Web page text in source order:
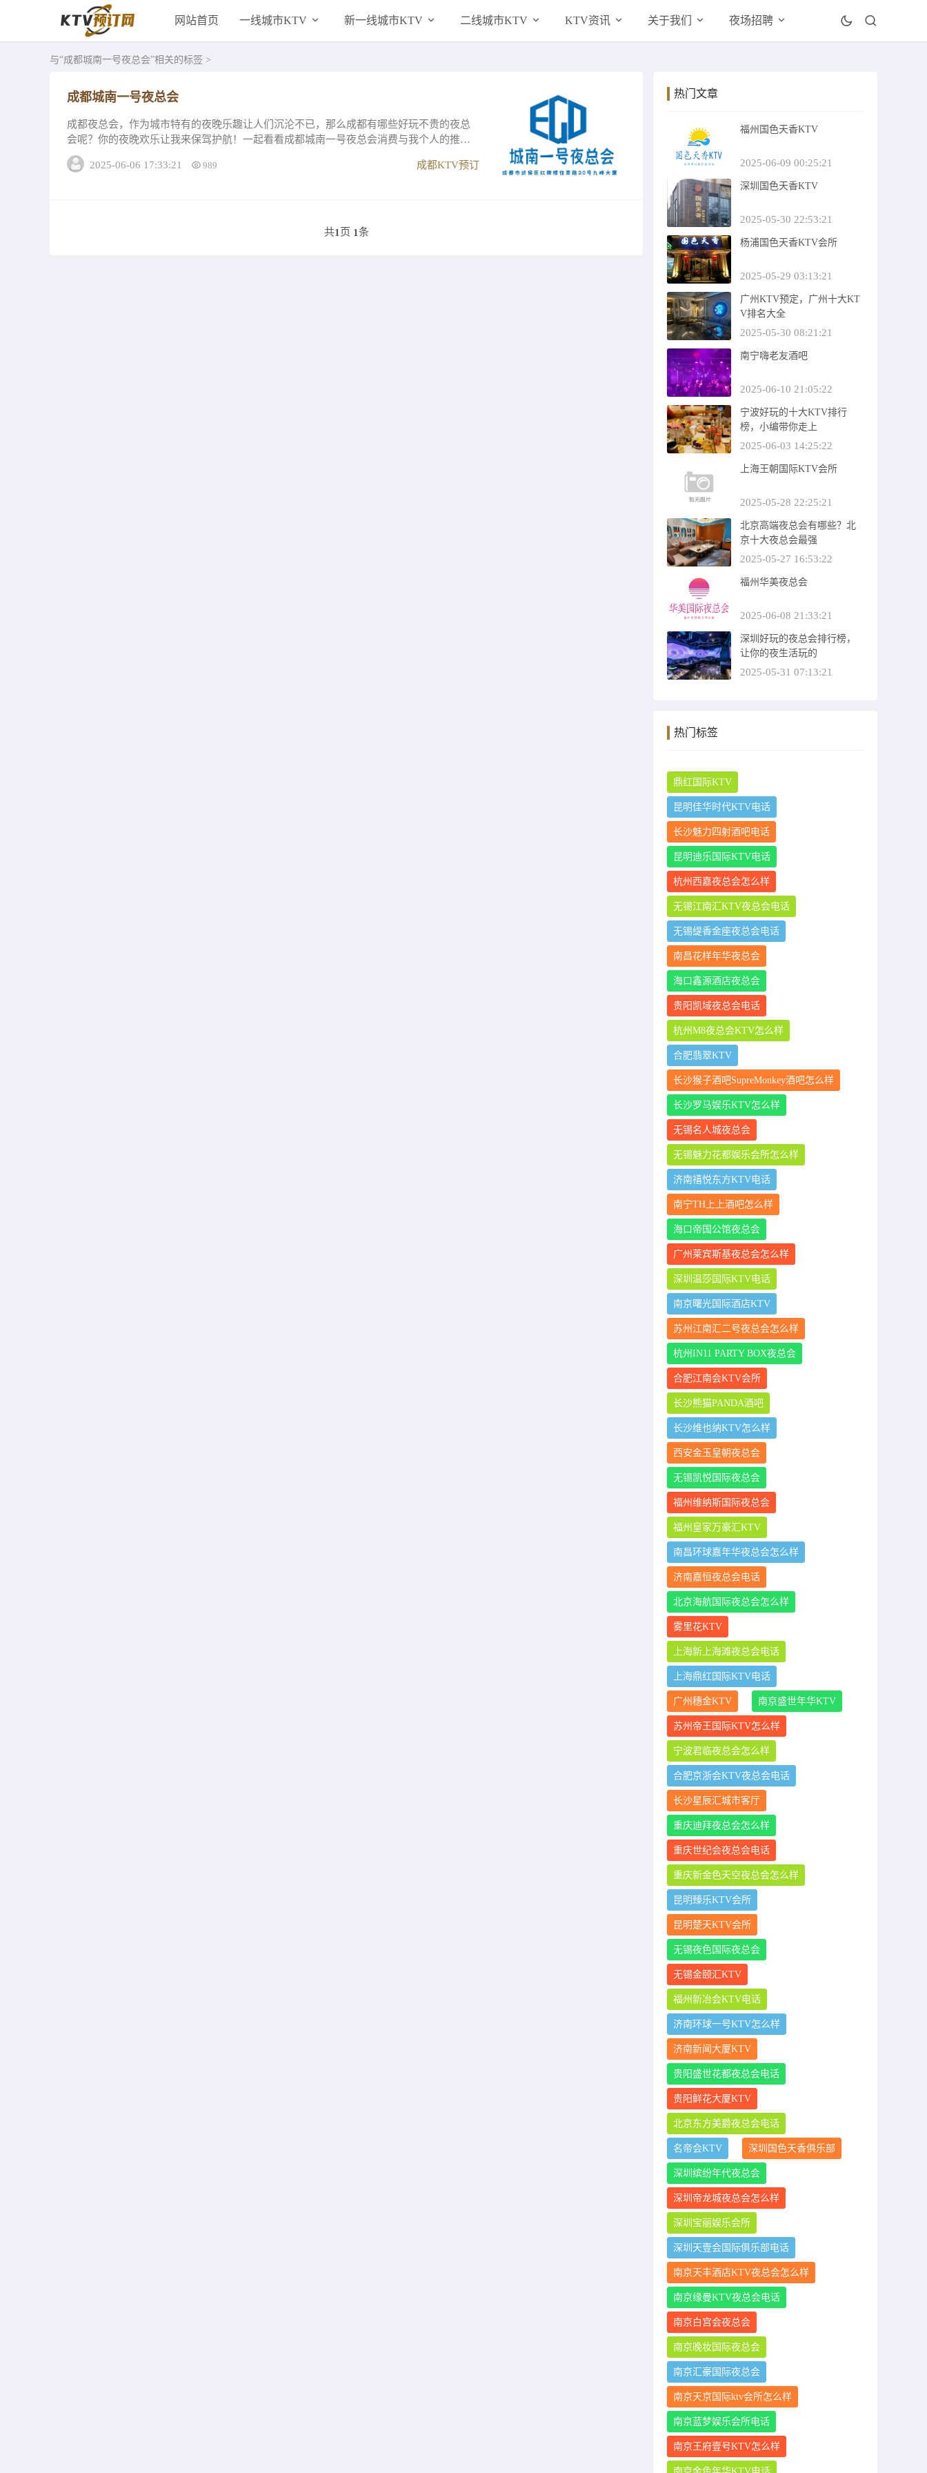
网站首页 一线城市KTV 新一线城市KTV 二线城市KTV KTV资讯 关于我们 夜场招聘
与“成都城南一号夜总会”相关的标签 >
成都城南一号夜总会
成都夜总会，作为城市特有的夜晚乐趣让人们沉沦不已，那么成都有哪些好玩不贵的夜总
会呢？你的夜晚欢乐让我来保驾护航！一起看看成都城南一号夜总会消费与我个人的推荐
理由。成都著名夜总会推荐成都城南一号夜总会消...
2025-06-06 17:33:21
989 成都KTV预订
共1 页 1条
热门文章
福州国色天香KTV
2025-06-09 00:25:21
深圳国色天香KTV
2025-05-30 22:53:21
杨浦国色天香KTV会所
2025-05-29 03:13:21
广州KTV预定，广州十大KT
V排名大全
2025-05-30 08:21:21
南宁嗨老友酒吧
2025-06-10 21:05:22
宁波好玩的十大KTV排行
榜，小编带你走上
2025-06-03 14:25:22
上海王朝国际KTV会所
2025-05-28 22:25:21
北京高端夜总会有哪些？北
京十大夜总会最强
2025-05-27 16:53:22
福州华美夜总会
2025-06-08 21:33:21
深圳好玩的夜总会排行榜，
让你的夜生活玩的
2025-05-31 07:13:21
热门标签
鼎红国际KTV
昆明佳华时代KTV电话
长沙魅力四射酒吧电话
昆明迪乐国际KTV电话
杭州西嘉夜总会怎么样
无锡江南汇KTV夜总会电话
无锡缇香金座夜总会电话
南昌花样年华夜总会
海口鑫源酒店夜总会
贵阳凯域夜总会电话
杭州M8夜总会KTV怎么样
合肥翡翠KTV
长沙猴子酒吧SupreMonkey酒吧怎么样
长沙罗马娱乐KTV怎么样
无锡名人城夜总会
无锡魅力花都娱乐会所怎么样
济南禧悦东方KTV电话
南宁TH上上酒吧怎么样
海口帝国公馆夜总会
广州莱宾斯基夜总会怎么样
深圳温莎国际KTV电话
南京曙光国际酒店KTV
苏州江南汇二号夜总会怎么样
杭州IN11 PARTY BOX夜总会
合肥江南会KTV会所
长沙熊猫PANDA酒吧
长沙维也纳KTV怎么样
西安金玉皇朝夜总会
无锡凯悦国际夜总会
福州维纳斯国际夜总会
福州皇家万豪汇KTV
南昌环球嘉年华夜总会怎么样
济南嘉恒夜总会电话
北京海航国际夜总会怎么样
雾里花KTV
上海新上海滩夜总会电话
上海鼎红国际KTV电话
广州穗金KTV 南京盛世年华KTV
苏州帝王国际KTV怎么样
宁波君临夜总会怎么样
合肥京浙会KTV夜总会电话
长沙星辰汇城市客厅
重庆迪拜夜总会怎么样
重庆世纪会夜总会电话
重庆新金色天空夜总会怎么样
昆明臻乐KTV会所
昆明楚天KTV会所
无锡夜色国际夜总会
无锡金颐汇KTV
福州新冶会KTV电话
济南环球一号KTV怎么样
济南新闻大厦KTV
贵阳盛世花都夜总会电话
贵阳鲜花大厦KTV
北京东方美爵夜总会电话
名帝会KTV 深圳国色天香俱乐部
深圳缤纷年代夜总会
深圳帝龙城夜总会怎么样
深圳宝丽娱乐会所
深圳天壹会国际俱乐部电话
南京天丰酒店KTV夜总会怎么样
南京缘曼KTV夜总会电话
南京白宫会夜总会
南京晚妆国际夜总会
南京汇豪国际夜总会
南京天京国际ktv会所怎么样
南京蓝梦娱乐会所电话
南京王府壹号KTV怎么样